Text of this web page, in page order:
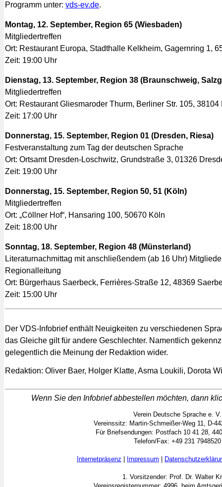
Programm unter: vds-ev.de.
Montag, 12. September, Region 65 (Wiesbaden)
Mitgliedertreffen
Ort: Restaurant Europa, Stadthalle Kelkheim, Gagernring 1,
Zeit: 19:00 Uhr
Dienstag, 13. September, Region 38 (Braunschweig,
Mitgliedertreffen
Ort: Restaurant Gliesmaroder Thurm, Berliner Str. 105,
Zeit: 17:00 Uhr
Donnerstag, 15. September, Region 01 (Dresden, Riesa)
Festveranstaltung zum Tag der deutschen Sprache
Ort: Ortsamt Dresden-Loschwitz, Grundstraße 3, 01326
Zeit: 19:00 Uhr
Donnerstag, 15. September, Region 50, 51 (Köln)
Mitgliedertreffen
Ort: „Cöllner Hof“, Hansaring 100, 50670 Köln
Zeit: 18:00 Uhr
Sonntag, 18. September, Region 48 (Münsterland)
Literaturnachmittag mit anschließendem (ab 16 Uhr)
Regionalleitung
Ort: Bürgerhaus Saerbeck, Ferrières-Straße 12, 48369
Zeit: 15:00 Uhr
Der VDS-Infobrief enthält Neuigkeiten zu verschiedenen
das Gleiche gilt für andere Geschlechter. Namentlich
gelegentlich die Meinung der Redaktion wider.
Redaktion: Oliver Baer, Holger Klatte, Asma Loukili, Dorota
Wenn Sie den Infobrief abbestellen möchten, dann
Verein Deutsche Sprache e. V.
Vereinssitz: Martin-Schmeißer-Weg 11, D-
Für Briefsendungen: Postfach 10 41 28,
Telefon/Fax: +49 231 7948520
Internetpräsenz Impressum
1. Vorsitzender: Prof. Dr. Walter